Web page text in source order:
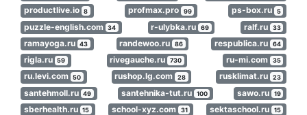
productlive.io 8 profmax.pro 99 ps-box.ru 5
puzzle-english.com 34 r-ulybka.ru 69 ralf.ru 33
ramayoga.ru 43 randewoo.ru 86 respublica.ru 64
rigla.ru 59 rivegauche.ru 730 ru-mi.com 35
ru.levi.com 50 rushop.lg.com 28 rusklimat.ru 23
santehmoll.ru 49 santehnika-tut.ru 100 sawo.ru 19
sberhealth.ru 15 school-xyz.com 31 sektaschool.ru 15